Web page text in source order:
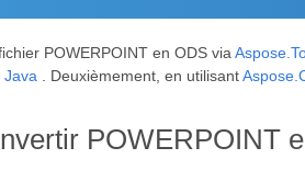
POWERPOINT en ODS via
Java . Deuxièmement, en utilisant
POWERPOINT